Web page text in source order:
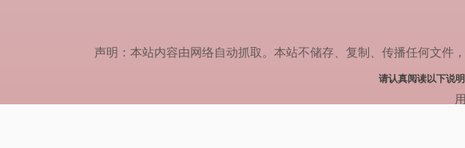
声明：本站内容由网络自动抓取。本站不储存、复制、传播任何文
请认真阅读以下说